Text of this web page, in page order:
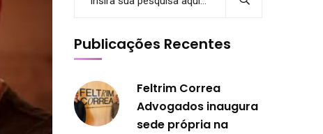
Publicações Recentes
Feltrim Correa
Advogados inaugura
sede própria na